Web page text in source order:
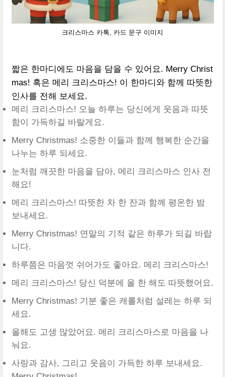
크리스마스 카톡, 카드 문구 이미지
짧은 한마디에도 마음을 담을 수 있어요. Merry Christ
mas! 혹은 메리 크리스마스! 이 한마디와 함께 따뜻한
인사를 전해 보세요.
메리 크리스마스! 오늘 하루는 당신에게 웃음과 따뜻
함이 가득하길 바랄게요.
Merry Christmas! 소중한 이들과 함께 행복한 순간을
나누는 하루 되세요.
눈처럼 깨끗한 마음을 담아, 메리 크리스마스 인사 전
해요!
메리 크리스마스! 따뜻한 차 한 잔과 함께 평온한 밤
보내세요.
Merry Christmas! 연말의 기적 같은 하루가 되길 바랍
니다.
하루쯤은 마음껏 쉬어가도 좋아요. 메리 크리스마스!
메리 크리스마스! 당신 덕분에 올 한 해도 따뜻했어요.
Merry Christmas! 기분 좋은 캐롤처럼 설레는 하루 되
세요.
올해도 고생 많았어요. 메리 크리스마스로 마음을 나
눠요.
사랑과 감사, 그리고 웃음이 가득한 하루 보내세요.